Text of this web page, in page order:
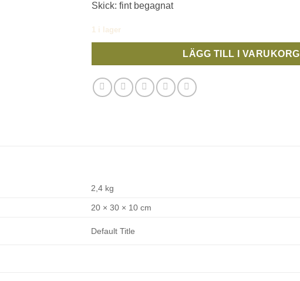
Skick: fint begagnat
1 i lager
LÄGG TILL I VARUKORG
2,4 kg
20 × 30 × 10 cm
Default Title